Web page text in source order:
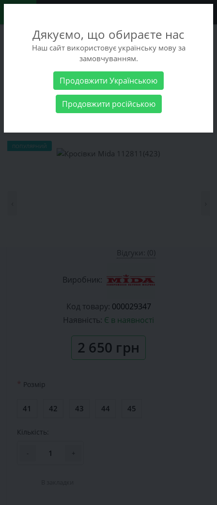
+38 (068) 486-90-09
+38 (093) 486-90-09
Чоловічі товари Чоловіче взуття Кросівки Mida 112811(423)
Кросівки Mida 112811(423)
ПОПУЛЯРНИЙ
Відгуки: (0)
Виробник:
Код товару: 000029347
Наявність: Є в наявності
2 650 грн
* Розмiр
41 42 43 44 45
Кількість:
- +
Дякуємо, що обираєте нас
Наш сайт використовує українську мову за
замовчуванням.
Продовжити Українською
Продовжити російською